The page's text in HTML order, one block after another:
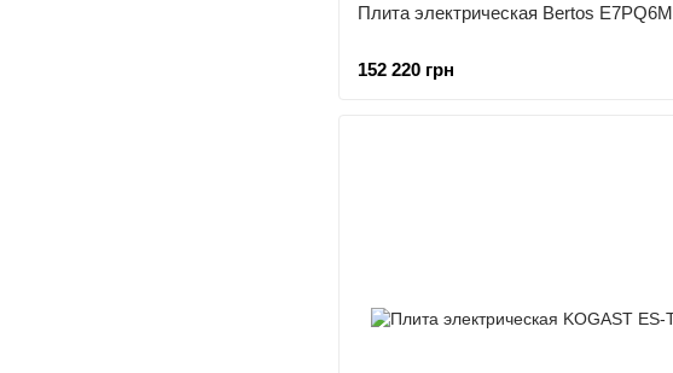
Плита электрическая Bertos E7PQ6M
152 220 грн